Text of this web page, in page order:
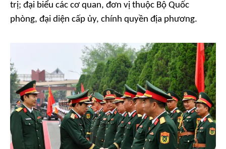
trị; đại biểu các cơ quan, đơn vị thuộc Bộ Quốc
phòng, đại diện cấp ủy, chính quyền địa phương.